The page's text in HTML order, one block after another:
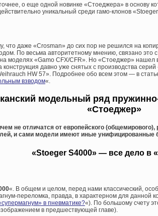
о еще одной новинке «Стоеджера» в основу
уникальный среди гамо-клонов
что даже «Crosman» до сих пор не решился на
По весьма авторитетному мнению, связано
моделях «Gamo CFX/CFR». Но «Стоеджер»
конструкция давно уже снятых с производства
HW 57». Подробнее обо всем этом — в
взводом«.
модельный ряд
«Стоеджер»
не отличатся от европейского
и сами модели имеют иные унифицированные
«Stoeger S4000» — все дело в
«. В общем и целом, перед нами классический,
переломка, правда, в характерном для данной
в пневматике?«). По большому счету
в предшествующей главе).